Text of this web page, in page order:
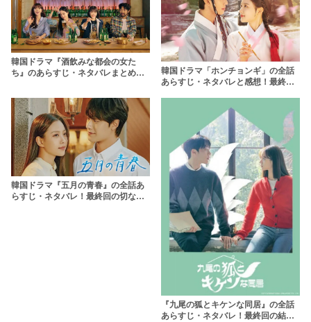
韓国ドラマ『酒飲みな都会の女た
ち』のあらすじ・ネタバレまとめ！
韓国ドラマ「ホンチョンギ」の全話
あらすじ・ネタバレと感想！最終回
韓国ドラマ『五月の青春』の全話あ
らすじ・ネタバレ！最終回の切なす
『九尾の狐とキケンな同居』の全話
あらすじ・ネタバレ！最終回の結末